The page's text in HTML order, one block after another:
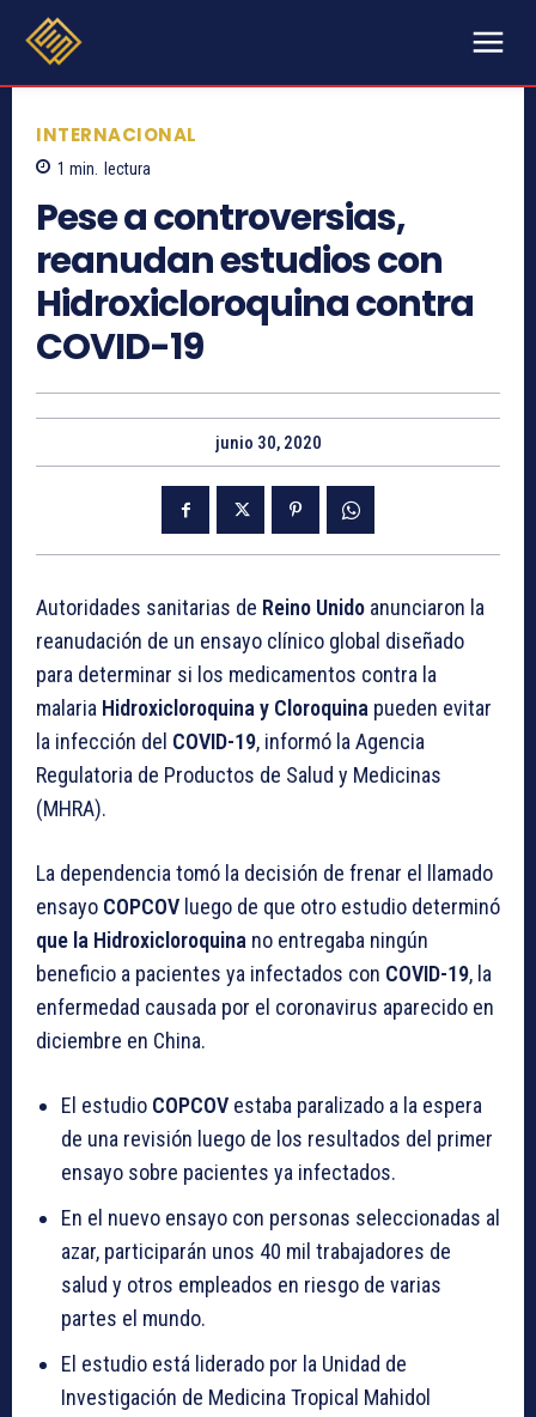
INTERNACIONAL
1 min. lectura
Pese a controversias,
reanudan estudios con
Hidroxicloroquina contra
COVID-19
junio 30, 2020
Autoridades sanitarias de Reino Unido anunciaron la
reanudación de un ensayo clínico global diseñado
para determinar si los medicamentos contra la
malaria Hidroxicloroquina y Cloroquina pueden evitar
la infección del COVID-19, informó la Agencia
Regulatoria de Productos de Salud y Medicinas
(MHRA).
La dependencia tomó la decisión de frenar el llamado
ensayo COPCOV luego de que otro estudio determinó
que la Hidroxicloroquina no entregaba ningún
beneficio a pacientes ya infectados con COVID-19, la
enfermedad causada por el coronavirus aparecido en
diciembre en China.
El estudio COPCOV estaba paralizado a la espera
de una revisión luego de los resultados del primer
ensayo sobre pacientes ya infectados.
En el nuevo ensayo con personas seleccionadas al
azar, participarán unos 40 mil trabajadores de
salud y otros empleados en riesgo de varias
partes el mundo.
El estudio está liderado por la Unidad de
Investigación de Medicina Tropical Mahidol